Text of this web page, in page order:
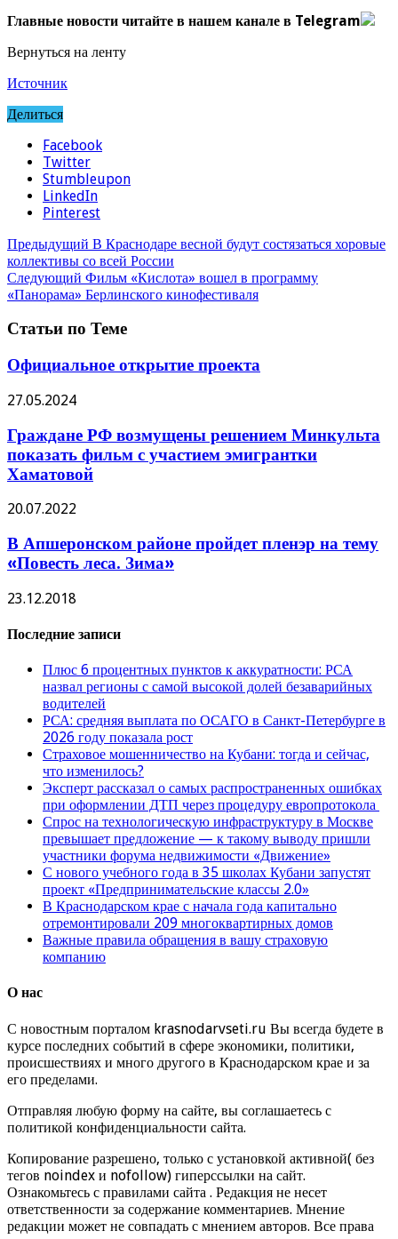
Главные новости читайте в нашем канале в Telegram
Вернуться на ленту
Источник
Делиться
Facebook
Twitter
Stumbleupon
LinkedIn
Pinterest
Предыдущий В Краснодаре весной будут состязаться хоровые
коллективы со всей России
Следующий Фильм «Кислота» вошел в программу
«Панорама» Берлинского кинофестиваля
Статьи по Теме
Официальное открытие проекта
27.05.2024
Граждане РФ возмущены решением Минкульта
показать фильм с участием эмигрантки
Хаматовой
20.07.2022
В Апшеронском районе пройдет пленэр на тему
«Повесть леса. Зима»
23.12.2018
Последние записи
Плюс 6 процентных пунктов к аккуратности: РСА
назвал регионы с самой высокой долей безаварийных
водителей
РСА: средняя выплата по ОСАГО в Санкт-Петербурге в
2026 году показала рост
Страховое мошенничество на Кубани: тогда и сейчас,
что изменилось?
Эксперт рассказал о самых распространенных ошибках
при оформлении ДТП через процедуру европротокола
Спрос на технологическую инфраструктуру в Москве
превышает предложение — к такому выводу пришли
участники форума недвижимости «Движение»
С нового учебного года в 35 школах Кубани запустят
проект «Предпринимательские классы 2.0»
В Краснодарском крае с начала года капитально
отремонтировали 209 многоквартирных домов
Важные правила обращения в вашу страховую
компанию
О нас
С новостным порталом krasnodarvseti.ru Вы всегда будете в
курсе последних событий в сфере экономики, политики,
происшествиях и много другого в Краснодарском крае и за
его пределами.
Отправляя любую форму на сайте, вы соглашаетесь с
политикой конфиденциальности сайта.
Копирование разрешено, только с установкой активной( без
тегов noindex и nofollow) гиперссылки на сайт.
Ознакомьтесь с правилами сайта . Редакция не несет
ответственности за содержание комментариев. Мнение
редакции может не совпадать с мнением авторов. Все права